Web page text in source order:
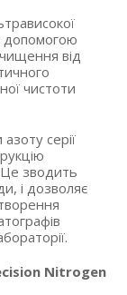
допомогою
від
чистоти
серії
Це зводить
і дозволяє
Nitrogen